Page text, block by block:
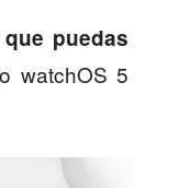
puedas
watchOS 5